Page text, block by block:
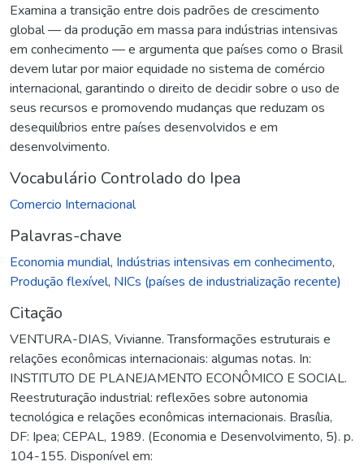
Examina a transição entre dois padrões de crescimento
global — da produção em massa para indústrias intensivas
em conhecimento — e argumenta que países como o Brasil
devem lutar por maior equidade no sistema de comércio
internacional, garantindo o direito de decidir sobre o uso de
seus recursos e promovendo mudanças que reduzam os
desequilíbrios entre países desenvolvidos e em
desenvolvimento.
Vocabulário Controlado do Ipea
Comercio Internacional
Palavras-chave
Economia mundial, Indústrias intensivas em conhecimento,
Produção flexível, NICs (países de industrialização recente)
Citação
VENTURA-DIAS, Vivianne. Transformações estruturais e
relações econômicas internacionais: algumas notas. In:
INSTITUTO DE PLANEJAMENTO ECONÔMICO E SOCIAL.
Reestruturação industrial: reflexões sobre autonomia
tecnológica e relações econômicas internacionais. Brasília,
DF: Ipea; CEPAL, 1989. (Economia e Desenvolvimento, 5). p.
104-155. Disponível em: